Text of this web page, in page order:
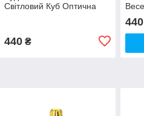
Світловий Куб Оптична
440₴
440